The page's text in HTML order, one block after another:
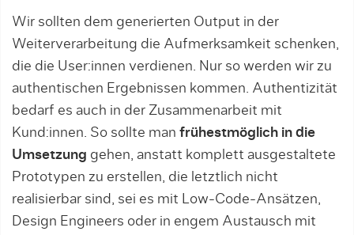
Wir sollten dem generierten Output in der
Weiterverarbeitung die Aufmerksamkeit schenken,
die die User:innen verdienen. Nur so werden wir zu
authentischen Ergebnissen kommen. Authentizität
bedarf es auch in der Zusammenarbeit mit
Kund:innen. So sollte man frühestmöglich in die
Umsetzung gehen, anstatt komplett ausgestaltete
Prototypen zu erstellen, die letztlich nicht
realisierbar sind, sei es mit Low-Code-Ansätzen,
Design Engineers oder in engem Austausch mit